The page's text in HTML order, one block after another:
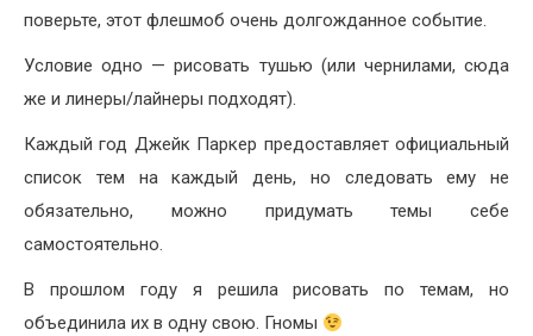
поверьте, этот флешмоб очень долгожданное событие.
Условие одно — рисовать тушью (или чернилами, сюда
же и линеры/лайнеры подходят).
Каждый год Джейк Паркер предоставляет официальный
список тем на каждый день, но следовать ему не
обязательно, можно придумать темы себе
самостоятельно.
В прошлом году я решила рисовать по темам, но
объединила их в одну свою. Гномы